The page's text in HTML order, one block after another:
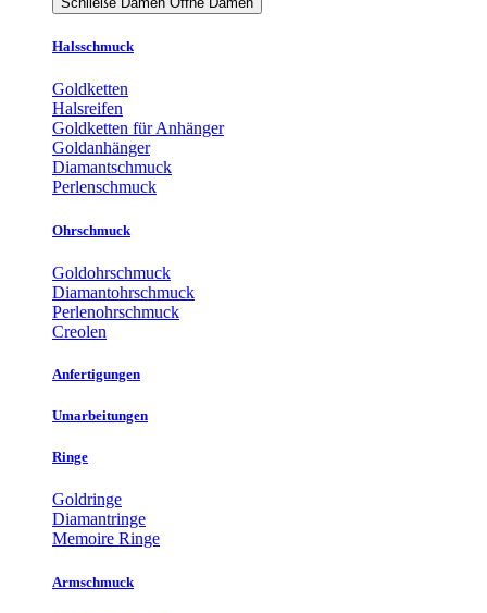
Halsschmuck
Goldketten
Halsreifen
Goldketten für Anhänger
Goldanhänger
Diamantschmuck
Perlenschmuck
Ohrschmuck
Goldohrschmuck
Diamantohrschmuck
Perlenohrschmuck
Creolen
Anfertigungen
Umarbeitungen
Ringe
Goldringe
Diamantringe
Memoire Ringe
Armschmuck